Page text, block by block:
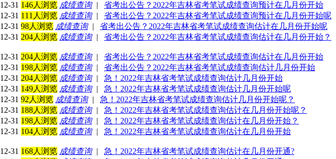
12-31 146人浏览 成绩查询|
省考出公告？2022年吉林省考笔试成绩查询预计在几月份开始
12-31 111人浏览 成绩查询|
省考出公告？2022年吉林省考笔试成绩查询预计在几月份开始呢
12-31 98人浏览 成绩查询|
省考出公告？2022年吉林省考笔试成绩查询估计在几月份开始呢
12-31 204人浏览 成绩查询| 省考出公告？2022年吉林省考笔试成绩查询估计在几月份开始？
12-31 204人浏览 成绩查询|
省考出公告？2022年吉林省考笔试成绩查询估计在几月份开始
12-31 198人浏览 成绩查询|
省考出公告？2022年吉林省考笔试成绩查询估计几月份开始
12-31 204人浏览 成绩查询|
急！2022年吉林省考笔试成绩查询估计几月份开始
12-31 149人浏览 成绩查询|
急！2022年吉林省考笔试成绩查询估计几月份开始呢
12-31 92人浏览 成绩查询|
急！2022年吉林省考笔试成绩查询估计几月份开始呢？
12-31 188人浏览 成绩查询|
急！2022年吉林省考笔试成绩查询估计在几月份开始呢？
12-31 198人浏览 成绩查询|
急！2022年吉林省考笔试成绩查询估计在几月份开始？
12-31 104人浏览 成绩查询| 急！2022年吉林省考笔试成绩查询估计在几月份开始
12-31 168人浏览 成绩查询|
急！2022年吉林省考笔试成绩查询估计在几月份开通?